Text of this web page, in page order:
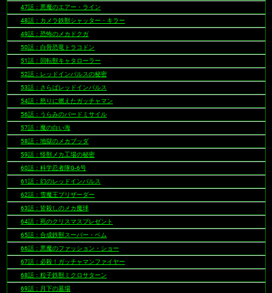
47話：悪魔のエアー・ライン
48話：カメラ鉄獣シャッター・キラー
49話：恐怖のメカドクガ
50話：白骨恐竜トラコドン
51話：回転獣キャタローラー
52話：レッドインパルスの秘密
53話：さらばレッドインパルス
54話：怒りに燃えたガッチャマン
56話：うらみのバードミサイル
57話：魔の白い海
58話：地獄のメカブッダ
59話：怪獣メカ工場の秘密
60話：科学忍者隊G-6号
61話：幻のレッドインパルス
62話：雪魔王ブリザーダー
63話：皆殺しのメカ魔球
64話：死のクリスマスプレゼント
65話：合成鉄獣スーパー・ベム
66話：悪魔のファッション・ショー
67話：必殺！ガッチャマンファイヤー
68話：粒子鉄獣ミクロサターン
69話：月下の墓場